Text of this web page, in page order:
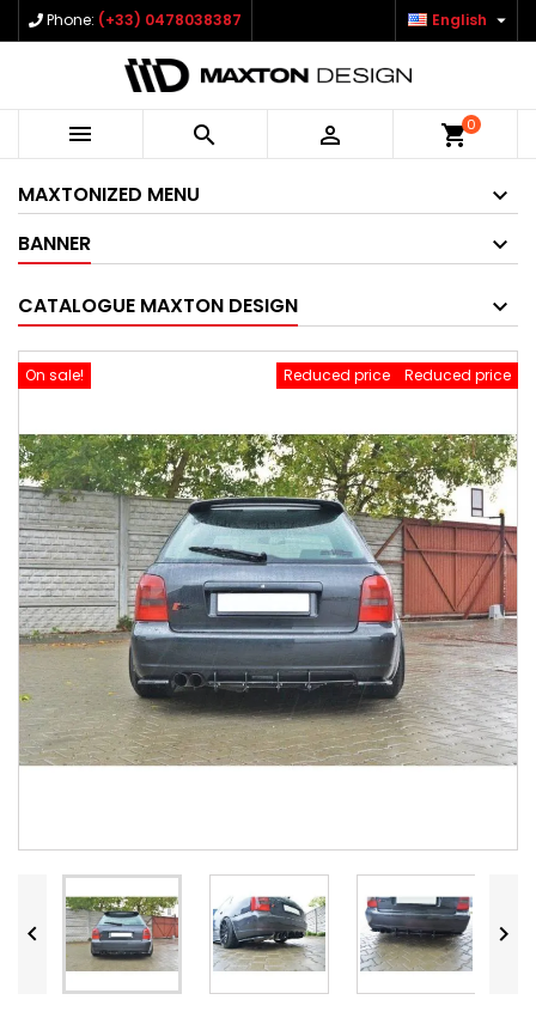
Phone: (+33) 0478038387 English 
   shopping_cart0
MAXTONIZED MENU
BANNER
CATALOGUE MAXTON DESIGN
On sale! Reduced price
Reduced price
 